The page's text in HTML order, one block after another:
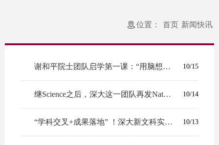
位置： 首页 新闻快讯
10/15
谢和平院士团队启学第一课：“用脑想事，用手记事，用心悟事”
10/14
继Science之后，深大这一团队再发Nature子刊！
10/13
“学科交叉+成果落地” ！深大新文科实践创新大赛展现文科人才培养成效